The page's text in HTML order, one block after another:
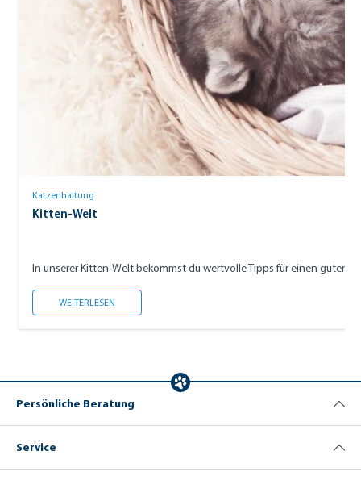
Katzenhaltung
Kitten-Welt
In unserer Kitten-Welt bekommst du wertvolle Tipps für einen guten
WEITERLESEN
Persönliche Beratung
Service